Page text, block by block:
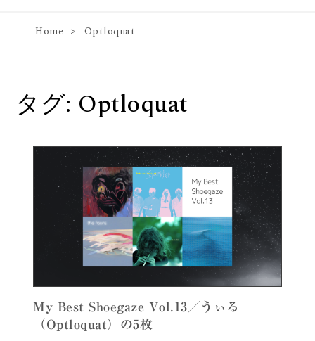
Home Optloquat
タグ: Optloquat
My Best Shoegaze Vol.13／うぃる
（Optloquat）の5枚